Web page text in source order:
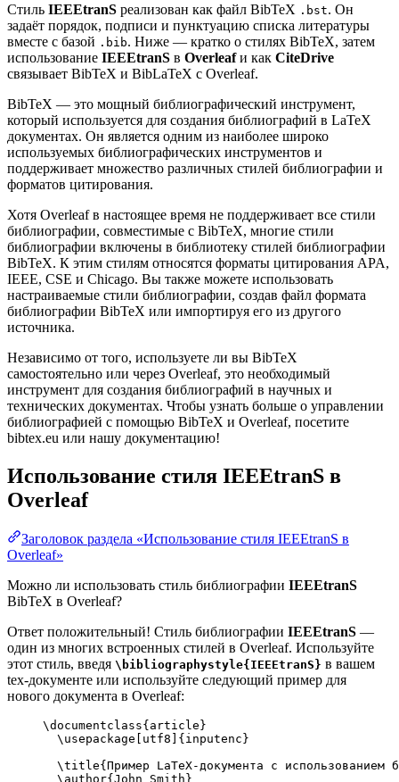
Стиль IEEEtranS реализован как файл BibTeX .bst. Он
задаёт порядок, подписи и пунктуацию списка литературы
вместе с базой .bib. Ниже — кратко о стилях BibTeX, затем
использование IEEEtranS в Overleafи как CiteDrive
связывает BibTeX и BibLaTeX с Overleaf.
BibTeX — это мощный библиографический инструмент,
который используется для создания библиографий в LaTeX
документах. Он является одним из наиболее широко
используемых библиографических инструментов и
поддерживает множество различных стилей библиографии и
форматов цитирования.
Хотя Overleaf в настоящее время не поддерживает все стили
библиографии, совместимые с BibTeX, многие стили
библиографии включены в библиотеку стилей библиографии
BibTeX. К этим стилям относятся форматы цитирования APA,
IEEE, CSE и Chicago. Вы также можете использовать
настраиваемые стили библиографии, создав файл формата
библиографии BibTeX или импортируя его из другого
источника.
Независимо от того, используете ли вы BibTeX
самостоятельно или через Overleaf, это необходимый
инструмент для создания библиографий в научных и
технических документах. Чтобы узнать больше о управлении
библиографией с помощью BibTeX и Overleaf, посетите
bibtex.eu или нашу документацию!
Использование стиля IEEEtranS в
Overleaf
Заголовок раздела «Использование стиля IEEEtranS в
Overleaf»
Можно ли использовать стиль библиографии IEEEtranS
BibTeX в Overleaf?
Ответ положительный! Стиль библиографии IEEEtranS —
один из многих встроенных стилей в Overleaf. Используйте
этот стиль, введя \bibliographystyle{IEEEtranS} в вашем
tex-документе или используйте следующий пример для
нового документа в Overleaf:
\documentclass{ article }
\usepackage
utf8 ]{ inputenc }
\title{Пример LaTeX-документа с использованием
\author{John Smith}